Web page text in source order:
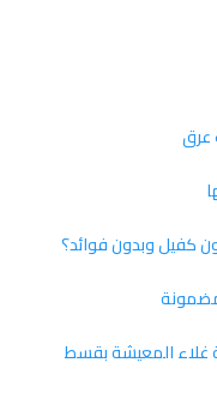
عرق
غلاء المعيشة بقسط